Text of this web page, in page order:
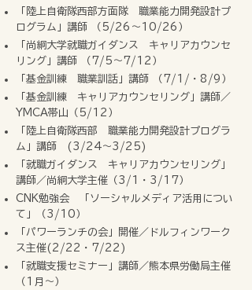
「陸上自衛隊西部方面隊 職業能力開発設計プ
ログラム」講師 （5/26～10/26）
「尚絅大学就職ガイダンス キャリアカウンセ
リング」講師 （7/5～7/12）
「基金訓練 職業訓話」講師 （7/1/・8/9）
「基金訓練 キャリアカウンセリング」講師／
YMCA帯山（5/12）
「陸上自衛隊西部 職業能力開発設計プログラ
ム」講師 (3/24～3/25)
「就職ガイダンス キャリアカウンセリング」
講師／尚絅大学主催（3/1・3/17）
CNK勉強会 「ソーシャルメディア活用につい
て」（3/10）
「パワーランチの会」開催／ドルフィンワーク
ス主催(2/22・7/22)
「就職支援セミナー」講師／熊本県労働局主催
（1月～）